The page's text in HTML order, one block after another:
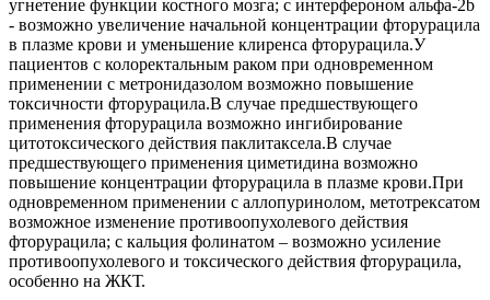
угнетение функции костного мозга; с интерфероном альфа-2b
- возможно увеличение начальной концентрации фторурацила
в плазме крови и уменьшение клиренса фторурацила.У
пациентов с колоректальным раком при одновременном
применении с метронидазолом возможно повышение
токсичности фторурацила.В случае предшествующего
применения фторурацила возможно ингибирование
цитотоксического действия паклитаксела.В случае
предшествующего применения циметидина возможно
повышение концентрации фторурацила в плазме крови.При
одновременном применении с аллопуринолом, метотрексатом
возможное изменение противоопухолевого действия
фторурацила; с кальция фолинатом – возможно усиление
противоопухолевого и токсического действия фторурацила,
особенно на ЖКТ.